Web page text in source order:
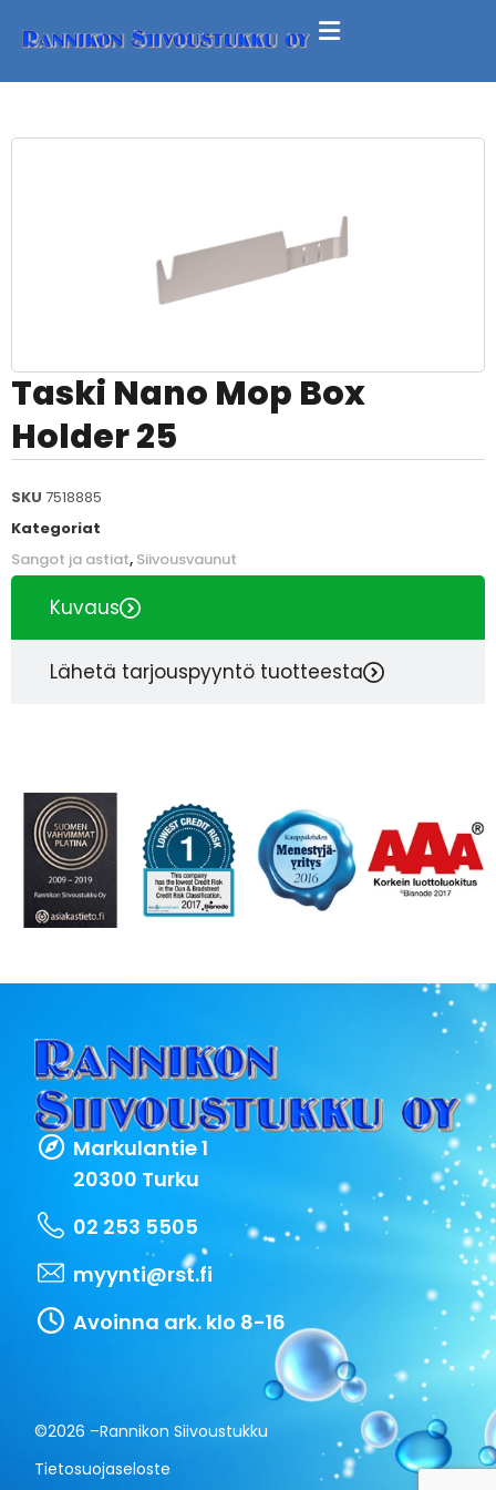
Taski Nano Mop Box
Holder 25
SKU 7518885
Kategoriat
Sangot ja astiat, Siivousvaunut
Kuvaus
Lähetä tarjouspyyntö tuotteesta
Markulantie 1
20300 Turku
02 253 5505
myynti@rst.fi
Avoinna ark. klo 8-16
©2026 –Rannikon Siivoustukku
Tietosuojaseloste